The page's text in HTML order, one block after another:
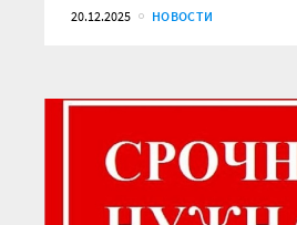
20.12.2025 НОВОСТИ